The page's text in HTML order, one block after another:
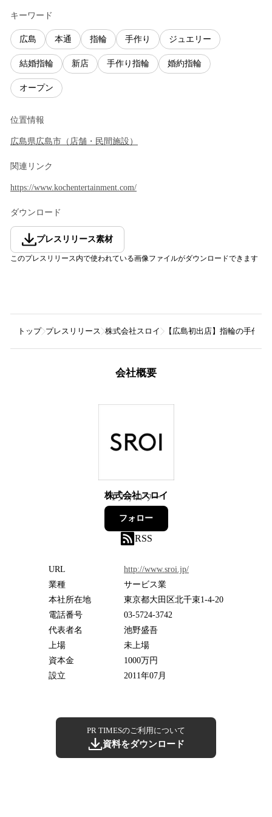
キーワード
広島 本通 指輪 手作り ジュエリー
結婚指輪 新店 手作り指輪 婚約指輪
オープン
位置情報
広島県広島市 （ 店舗・民間施設 ）
関連リンク
https://www.kochentertainment.com/
ダウンロード
プレスリリース素材
このプレスリリース内で使われている画像ファイルがダウンロードできます
トップ プレスリリース 株式会社スロイ 【広島初出店】指輪の手作
会社概要
株式会社スロイ
1フォロワー
フォロー
RSS
URL
http://www.sroi.jp/
業種
サービス業
本社所在地
東京都大田区北千束1-4-20
電話番号
03-5724-3742
代表者名
池野盛吾
上場
未上場
資本金
1000万円
設立
2011年07月
PR TIMESのご利用について
資料をダウンロード